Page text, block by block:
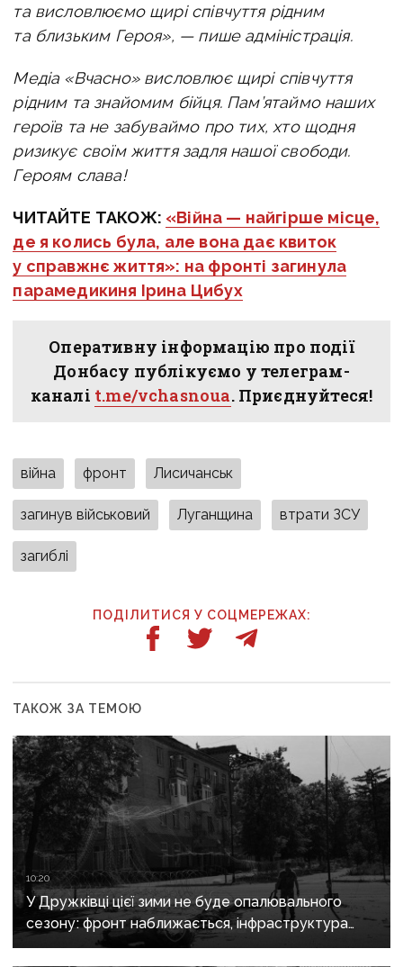
та висловлюємо щирі співчуття рідним
та близьким Героя», — пише адміністрація.
Медіа «Вчасно» висловлює щирі співчуття
рідним та знайомим бійця. Пам’ятаймо наших
героїв та не забуваймо про тих, хто щодня
ризикує своїм життя задля нашої свободи.
Героям слава!
ЧИТАЙТЕ ТАКОЖ: «Війна — найгірше місце,
де я колись була, але вона дає квиток
у справжнє життя»: на фронті загинула
парамедикиня Ірина Цибух
Оперативну інформацію про події
Донбасу публікуємо у телеграм-
каналі t.me/vchasnoua. Приєднуйтеся!
війна фронт Лисичанськ
загинув військовий Луганщина втрати ЗСУ
загиблі
ПОДІЛИТИСЯ У СОЦМЕРЕЖАХ:
ТАКОЖ ЗА ТЕМОЮ
10:20
У Дружківці цієї зими не буде опалювального
сезону: фронт наближається, інфраструктура
критично зруйнована